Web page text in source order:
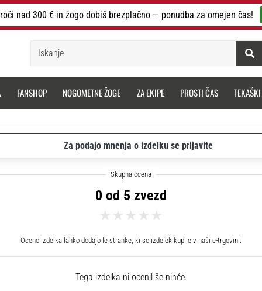
nad 300 € in žogo dobiš brezplačno — ponudba za omejen čas!
Iskanje
FANSHOP NOGOMETNE ŽOGE ZA EKIPE PROSTI ČAS
Za podajo mnenja o izdelku se prijavite
0 od 5 zvezd
Oceno izdelka lahko dodajo le stranke, ki so izdelek kupile v naši e-trgovini.
Tega izdelka ni ocenil še nihče.